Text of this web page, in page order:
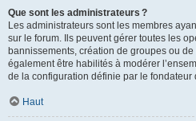
Que sont les administrateurs ?
Les administrateurs sont les membres
sur le forum. Ils peuvent gérer toutes les
bannissements, création de groupes ou
également être habilités à modérer
de la configuration définie par le fondateur
Haut